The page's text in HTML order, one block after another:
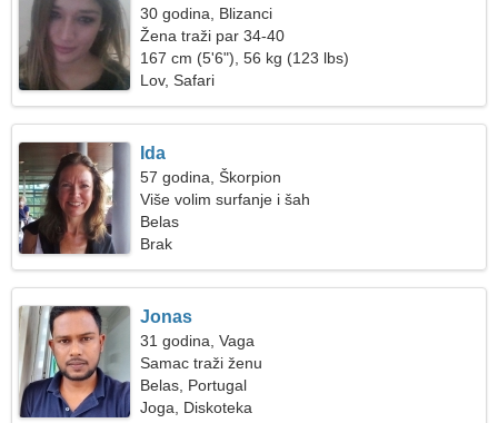
30 godina, Blizanci
Žena traži par 34-40
167 cm (5'6"), 56 kg (123 lbs)
Lov, Safari
Ida
57 godina, Škorpion
Više volim surfanje i šah
Belas
Brak
Jonas
31 godina, Vaga
Samac traži ženu
Belas, Portugal
Joga, Diskoteka